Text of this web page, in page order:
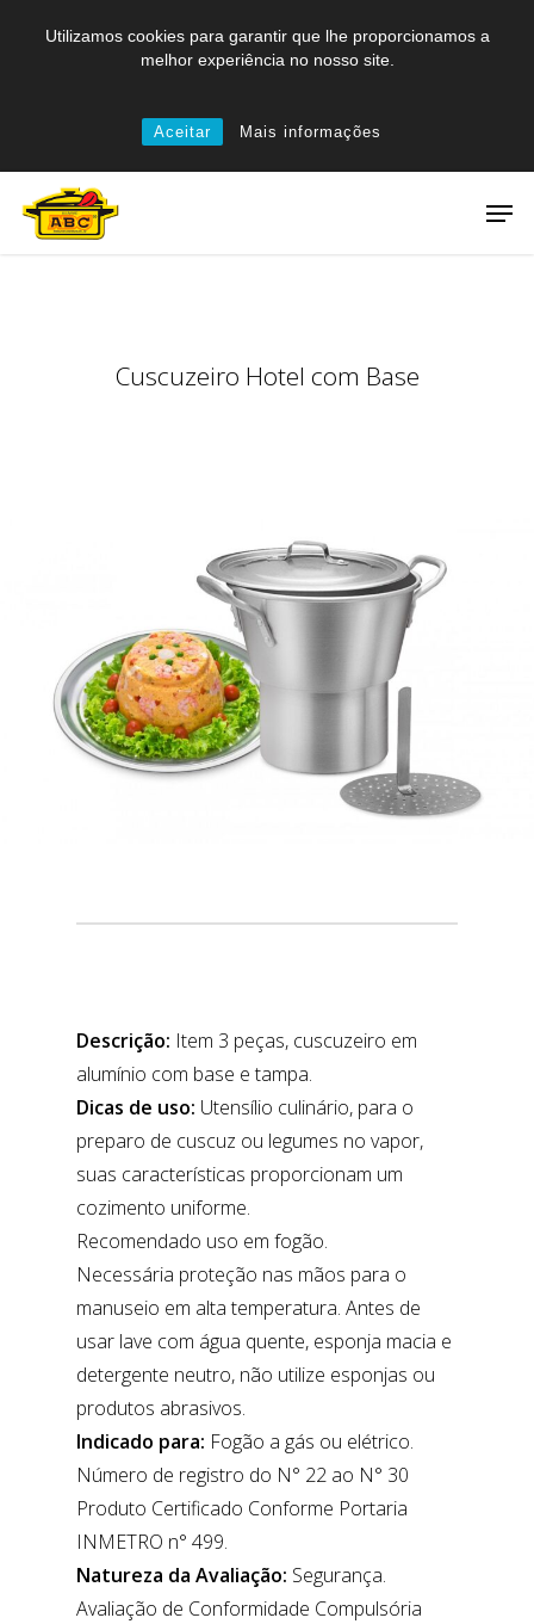
Utilizamos cookies para garantir que lhe proporcionamos a
melhor experiência no nosso site.
Aceitar Mais informações
Cuscuzeiro Hotel com Base
Descrição: Item 3 peças, cuscuzeiro em
alumínio com base e tampa.
Dicas de uso: Utensílio culinário, para o
preparo de cuscuz ou legumes no vapor,
suas características proporcionam um
cozimento uniforme.
Recomendado uso em fogão.
Necessária proteção nas mãos para o
manuseio em alta temperatura. Antes de
usar lave com água quente, esponja macia e
detergente neutro, não utilize esponjas ou
produtos abrasivos.
Indicado para: Fogão a gás ou elétrico.
Número de registro do N° 22 ao N° 30
Produto Certificado Conforme Portaria
INMETRO n° 499.
Natureza da Avaliação: Segurança.
Avaliação de Conformidade Compulsória